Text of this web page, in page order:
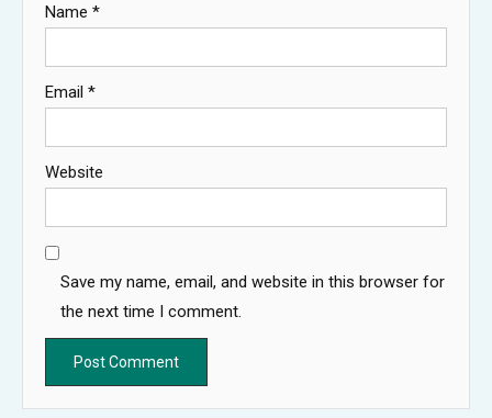
Name *
Email *
Website
Save my name, email, and website in this browser for
the next time I comment.